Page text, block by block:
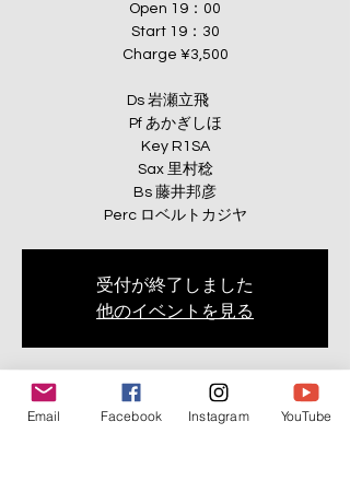
Open 19：00
Start 19：30
Charge ¥3,500
Ds 岩瀬立飛
Pf あかぎしほ
Key R1SA
Sax 里村稔
Bs 藤井邦彦
Perc ロベルトカジヤ
受付が終了しました
他のイベントを見る
日時・場所 / Date & Venue
Email Facebook Instagram YouTube